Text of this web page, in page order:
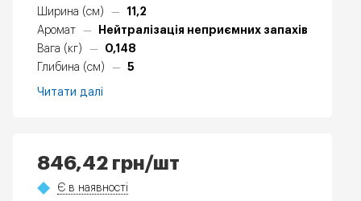
Ширина (см)
—
11,2
Аромат
—
Нейтралізація неприємних запахів
Вага (кг)
—
0,148
Глибина (см)
— 5
Читати далі
846,42 грн/шт
Є в наявності